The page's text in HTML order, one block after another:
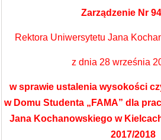
Zarządzenie Nr
Rektora Uniwersytetu Jana
z dnia 28 września
w sprawie ustalenia wysokości
w Domu Studenta „FAMA” dla
Jana Kochanowskiego w
2017/2018